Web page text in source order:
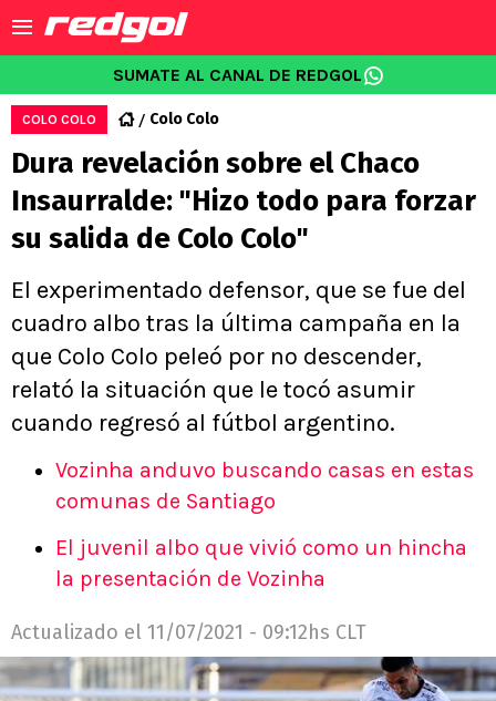
SUMATE AL CANAL DE REDGOL
COLO COLO Colo Colo
Dura revelación sobre el Chaco
Insaurralde: "Hizo todo para forzar
su salida de Colo Colo"
El experimentado defensor, que se fue del
cuadro albo tras la última campaña en la
que Colo Colo peleó por no descender,
relató la situación que le tocó asumir
cuando regresó al fútbol argentino.
Vozinha anduvo buscando casas en estas
comunas de Santiago
El juvenil albo que vivió como un hincha
la presentación de Vozinha
Actualizado el 11/07/2021 - 09:12hs CLT